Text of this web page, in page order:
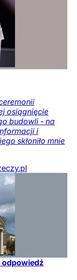
osiągnięcie
budowli - na
i
skłoniło mnie
odpowiedź